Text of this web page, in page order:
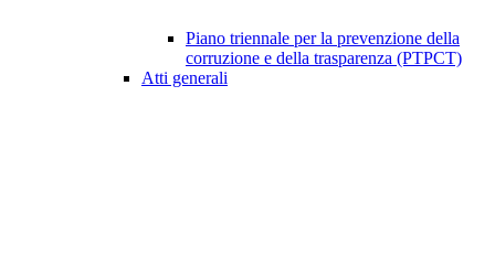
Piano triennale per la prevenzione della
corruzione e della trasparenza (PTPCT)
Atti generali